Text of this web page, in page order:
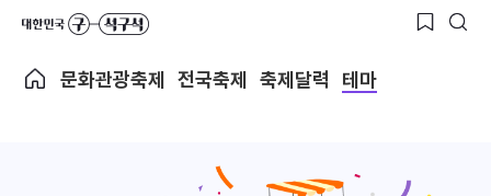
문화관광축제 전국축제 축제달력 테마